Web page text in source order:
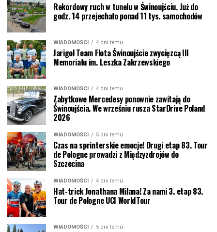
Rekordowy ruch w tunelu w Świnoujściu. Już do
godz. 14 przejechało ponad 11 tys. samochodów
WIADOMOŚCI 4 dni temu
Jarigol Team Flota Świnoujście zwycięzcą III
Memoriału im. Leszka Zakrzewskiego
WIADOMOŚCI 4 dni temu
Zabytkowe Mercedesy ponownie zawitają do
Świnoujścia. We wrześniu rusza StarDrive Poland
2026
WIADOMOŚCI 5 dni temu
Czas na sprinterskie emocje! Drugi etap 83. Tour
de Pologne prowadzi z Międzyzdrojów do
Szczecina
WIADOMOŚCI 4 dni temu
Hat-trick Jonathana Milana! Za nami 3. etap 83.
Tour de Pologne UCI WorldTour
WIADOMOŚCI 5 dni temu